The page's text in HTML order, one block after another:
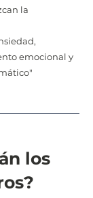
la
emocional y
los